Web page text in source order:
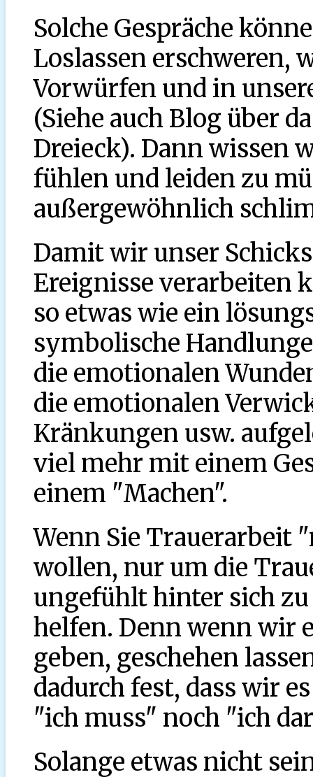
Solche Gespräche
Loslassen erschweren,
Vorwürfen und in
(Siehe auch Blog über
Dreieck). Dann wissen
fühlen und leiden zu
außergewöhnlich
Damit wir unser
Ereignisse verarbeiten
so etwas wie ein
symbolische
die emotionalen
die emotionalen
Kränkungen usw.
viel mehr mit einem
einem "Machen".
Wenn Sie Trauerarbeit
wollen, nur um die
ungefühlt hinter sich
helfen. Denn wenn wir
geben, geschehen
dadurch fest, dass wir
"ich muss" noch "ich
Solange etwas nicht